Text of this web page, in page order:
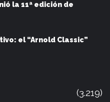
la 11ª edición de
el “Arnold Classic”
(3.219)